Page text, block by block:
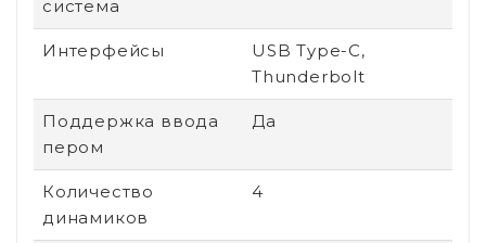
система
Интерфейсы
USB Type-C,
Thunderbolt
Поддержка ввода
пером
Да
Количество
динамиков
4